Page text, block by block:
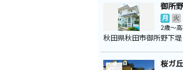
御所
月 火
2歳～
秋田県秋田市御所野下
桜ガ